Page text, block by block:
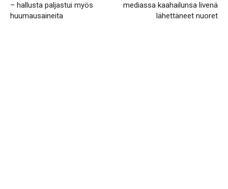
– hallusta paljastui myös
huumausaineita
mediassa kaahailunsa livenä
lähettäneet nuoret